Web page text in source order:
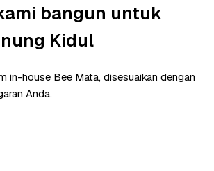
bangun untuk
Kidul
in-house Bee Mata, disesuaikan dengan
Anda.